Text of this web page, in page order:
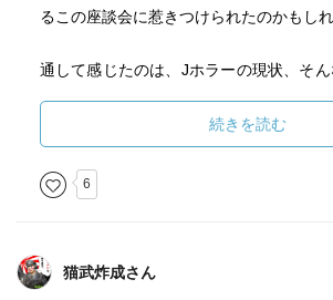
るこの座談会に惹きつけられたのかもし
通して感じたのは、Jホラーの現状、そ
返してるように見えてるけど、後に続く
てない感じ。。憂いておられる関係者
ように思えました。
れをレビューという形で残して、応
な… 裕福な市民では決してないので、
続きを読む
6
猫武炸成さん